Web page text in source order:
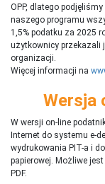
OPP, dlatego
naszego programu
1,5% podatku za 2025
użytkownicy przekazali
organizacji.
Więcej informacji na
Wersja
W wersji on-line
Internet do systemu e-
wydrukowania PIT-a i
papierowej. Możliwe
PDF.